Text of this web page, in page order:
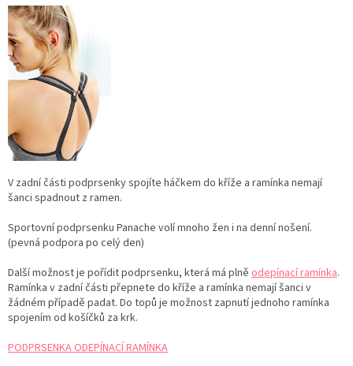
V zadní části podprsenky spojíte háčkem do kříže a ramínka nemají
šanci spadnout z ramen.
Sportovní podprsenku Panache volí mnoho žen i na denní nošení.
(pevná podpora po celý den)
Další možnost je pořídit podprsenku, která má plně odepínací ramínka.
Ramínka v zadní části přepnete do kříže a ramínka nemají šanci v
žádném případě padat. Do topů je možnost zapnutí jednoho ramínka
spojením od košíčků za krk.
PODPRSENKA ODEPÍNACÍ RAMÍNKA